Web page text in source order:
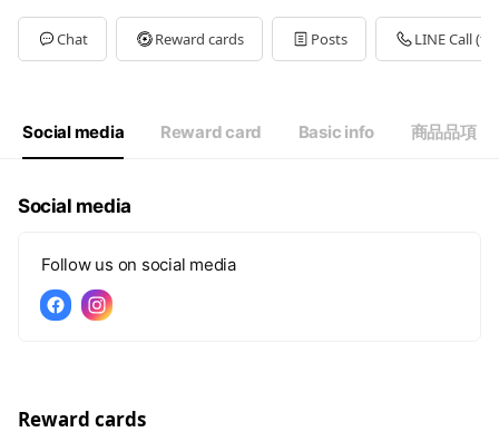
Chat Reward cards Posts LINE Call
Social media Reward card Basic info 商品品項
Social media
Follow us on social media
Reward cards